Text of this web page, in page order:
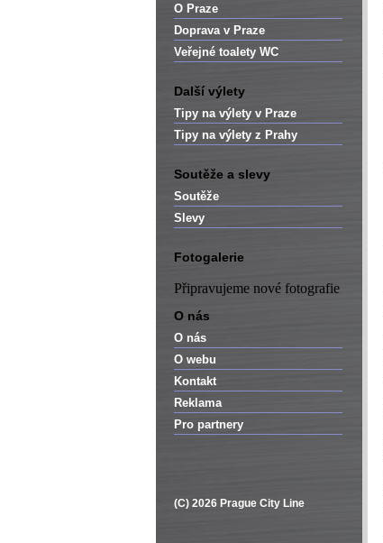
O Praze
Doprava v Praze
Veřejné toalety WC
Další výlety
Tipy na výlety v Praze
Tipy na výlety z Prahy
Soutěže a slevy
Soutěže
Slevy
Fotogalerie
Připravujeme nové fotografie
O nás
O nás
O webu
Kontakt
Reklama
Pro partnery
(C) 2026 Prague City Line